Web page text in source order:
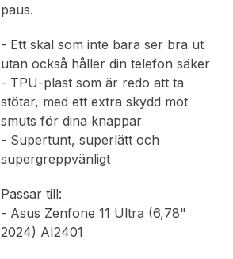
paus.
- Ett skal som inte bara ser bra ut
utan också håller din telefon säker
- TPU-plast som är redo att ta
stötar, med ett extra skydd mot
smuts för dina knappar
- Supertunt, superlätt och
supergreppvänligt
Passar till:
- Asus Zenfone 11 Ultra (6,78"
2024) AI2401